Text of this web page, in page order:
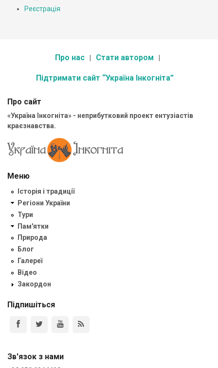
Реєстрація
Про нас Стати автором
Підтримати сайт “Україна Інкогніта”
Про сайт
«Україна Інкогніта» - неприбутковий проект ентузіастів
краєзнавства.
Меню
Історія і традиції
Регіони України
Тури
Пам'ятки
Природа
Блог
Галереї
Відео
Закордон
Підпишіться
Зв'язок з нами